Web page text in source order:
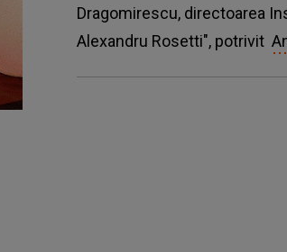
Dragomirescu, directoarea
Alexandru Rosetti", potrivit